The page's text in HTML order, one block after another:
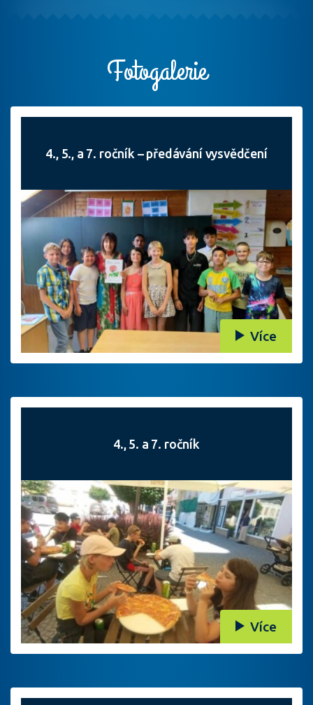
Fotogalerie
4., 5., a 7. ročník – předávání vysvědčení
Více
4., 5. a 7. ročník
Více